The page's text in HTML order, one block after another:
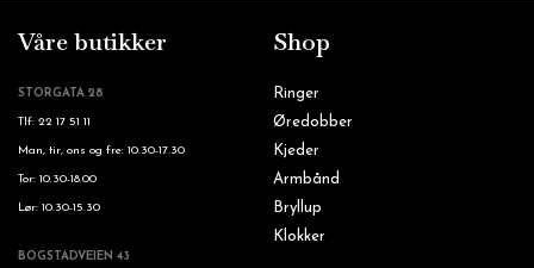
Våre butikker
STORGATA 28
Tlf: 22 17 51 11
Man, tir, ons og fre: 10.30-17.30
Tor: 10.30-18.00
Lør: 10.30-15.30
BOGSTADVEIEN 43
Shop
Ringer
Øredobber
Kjeder
Armbånd
Bryllup
Klokker